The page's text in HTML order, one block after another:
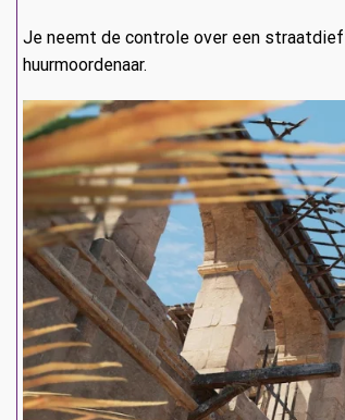
Je neemt de controle over een
huurmoordenaar.